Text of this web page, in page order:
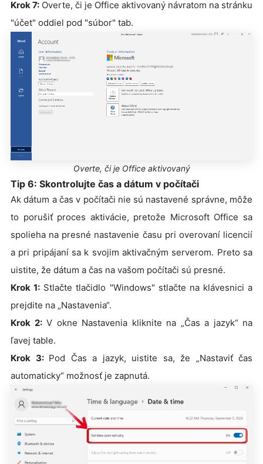
Krok 7: Overte, či je Office aktivovaný návratom na stránku
"účet" oddiel pod "súbor" tab.
Overte, či je Office aktivovaný
Tip 6: Skontrolujte čas a dátum v počítači
Ak dátum a čas v počítači nie sú nastavené správne, môže
to porušiť proces aktivácie, pretože Microsoft Office sa
spolieha na presné nastavenie času pri overovaní licencií
a pri pripájaní sa k svojim aktivačným serverom. Preto sa
uistite, že dátum a čas na vašom počítači sú presné.
Krok 1: Stlačte tlačidlo "Windows" stlačte na klávesnici a
prejdite na „Nastavenia“.
Krok 2:V okne Nastavenia kliknite na „Čas a jazyk“ na
ľavej table.
Krok 3: Pod Čas a jazyk, uistite sa, že „Nastaviť čas
automaticky“ možnosť je zapnutá.